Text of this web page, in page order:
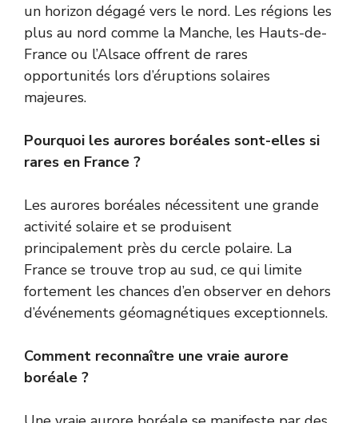
un horizon dégagé vers le nord. Les régions les
plus au nord comme la Manche, les Hauts-de-
France ou l’Alsace offrent de rares
opportunités lors d’éruptions solaires
majeures.
Pourquoi les aurores boréales sont-elles si
rares en France ?
Les aurores boréales nécessitent une grande
activité solaire et se produisent
principalement près du cercle polaire. La
France se trouve trop au sud, ce qui limite
fortement les chances d’en observer en dehors
d’événements géomagnétiques exceptionnels.
Comment reconnaître une vraie aurore
boréale ?